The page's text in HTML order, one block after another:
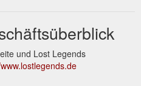
und Lost Legends